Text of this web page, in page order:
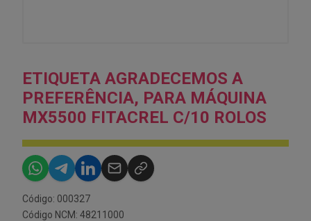
ETIQUETA AGRADECEMOS A
PREFERÊNCIA, PARA MÁQUINA
MX5500 FITACREL C/10 ROLOS
Código: 000327
Código NCM: 48211000